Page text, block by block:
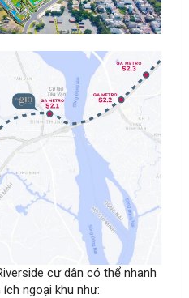
cư dân có thể nhanh
ngoại khu như: